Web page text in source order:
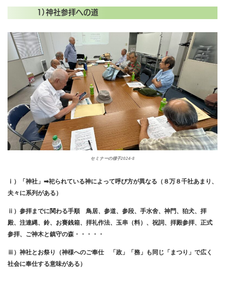
１）神社参拝への道
セミナーの様子2024-8
ⅰ）「神社」➡祀られている神によって呼び方が異なる（８万８千社あまり、
夫々に系列がある）
ⅱ）参拝までに関わる手順 鳥居、参道、参段、手水舍、神門、狛犬、拝
殿、注連縄、鈴、お賽銭箱、拝礼作法、玉串（料）、祝詞、拝殿参拝、正式
参拝、ご神木と鎮守の森・・・・・
ⅲ）神社とお祭り（神様へのご奉仕 「政」「務」も同じ「まつり」で広く
社会に奉仕する意味がある）